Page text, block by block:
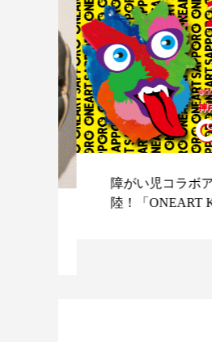
障がい児コラボア
陸！「ONEART